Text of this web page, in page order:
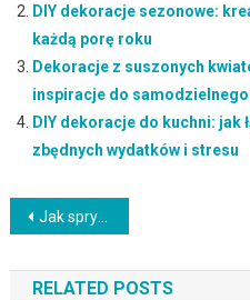
DIY dekoracje sezonowe:
każdą porę roku
Dekoracje z suszonych
inspiracje do
DIY dekoracje do kuchni: jak
zbędnych wydatków i stresu
Nawigacja
wpisu
Jak sprytnie zaplanować przechowywanie w kawalerce, by wykorzystać każdy centymetr i uniknąć przepłacania
RELATED POSTS